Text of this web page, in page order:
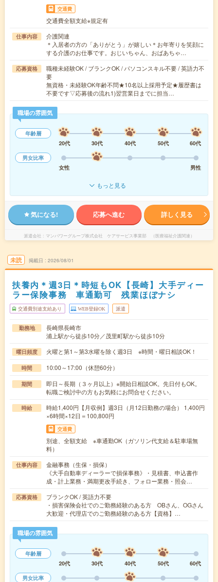
交通費
交通費全額支給※規定有
仕事内容
介護関連
＊入居者の方の「ありがとう」が嬉しい＊お年寄りを笑顔に
する介護のお仕事です。おじいちゃん、おばあちゃ…
応募資格
職種未経験OK / ブランクOK / パソコンスキル不要 / 英語力不
要
無資格・未経験OK年齢不問★10名以上採用予定★履歴書は
不要です▽応募後の流れ1)翌営業日までに担当…
職場の雰囲気
年齢層
20代
30代 40代 50代
60代
男女比率
女性
男性
もっと見る
気になる! 応募へ進む 詳しく見る
派遣会社 マンパワーグループ株式会社 ケアサービス事業部 （医療福祉介護関連）
未読 掲載日 2026/08/01
扶養内＊週3日＊時短もOK【長崎】大手ディー
ラー保険事務 車通勤可 残業ほぼナシ
交通費別途支給あり WEB登録OK 派遣
勤務地
長崎県長崎市
浦上駅から徒歩10分／茂里町駅から徒歩10分
曜日頻度 火曜と第1～第3水曜を除く週3日 ※時間・曜日相談OK！
時間 10:00～17:00（休憩60分）
期間
即日～長期（３ヶ月以上）※開始日相談OK。先日付もOK。
転職ご検討中の方もお気軽にお問合せください。
時給
時給1,400円【月収例】週3日（月12日勤務の場合） 1,400円
×6時間×12日＝100,800円
交通費
別途、全額支給 ※車通勤OK（ガソリン代支給＆駐車場無
料）
仕事内容
金融事務（生保・損保）
《大手自動車ディーラーで損保事務》・見積書、申込書作
成・計上業務・満期更改手続き、フォロー業務・照会…
応募資格
ブランクOK / 英語力不要
・損害保険会社でのご勤務経験のある方 OBさん、OGさん
大歓迎・代理店でのご勤務経験のある方【資格】…
職場の雰囲気
年齢層
20代
30代 40代 50代
60代
男女比率